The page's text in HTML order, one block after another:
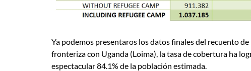
Ya podemos presentaros los datos finales del recuento
fronteriza con Uganda (Loima), la tasa de cobertura ha
espectacular 84.1% de la población estimada.